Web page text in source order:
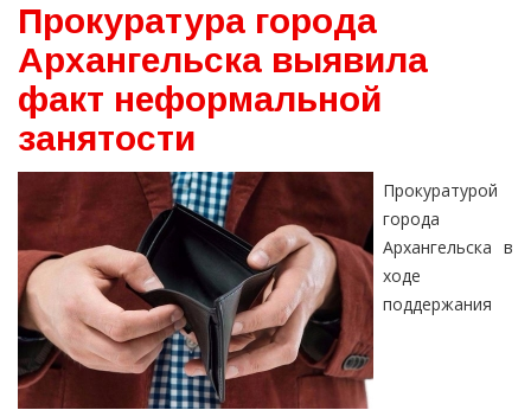
Прокуратура города
Архангельска выявила
факт неформальной
занятости
Прокуратурой
города
Архангельска в
ходе
поддержания